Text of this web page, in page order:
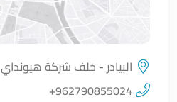
اضغط لتحميل الموقع
البيادر - خلف شركة هيونداي
+962790855024